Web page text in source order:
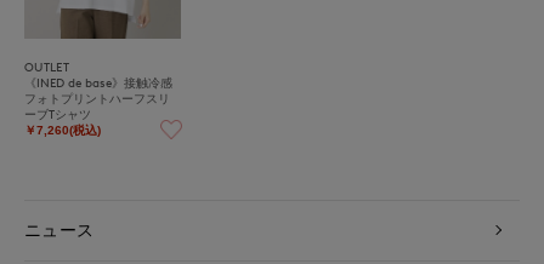
OUTLET
《INED de base》接触冷感
フォトプリントハーフスリ
ーブTシャツ
￥7,260(税込)
ニュース